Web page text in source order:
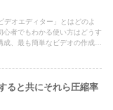
デオエディター」とはどのよ
心者でもわかる使い方はどうす
、最も簡単なビデオの作成、
ると共にそれら圧縮率